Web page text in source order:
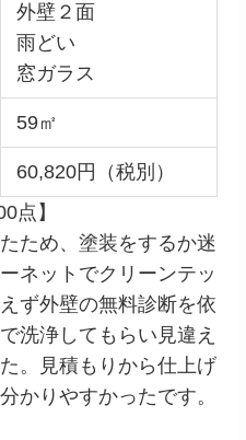
外壁２面
雨どい
窓ガラス
59㎡
60,820円（税別）
点】
ため、塗装をするか迷
ネットでクリーンテッ
ず外壁の無料診断を依
洗浄してもらい見違え
。見積もりから仕上げ
かりやすかったです。